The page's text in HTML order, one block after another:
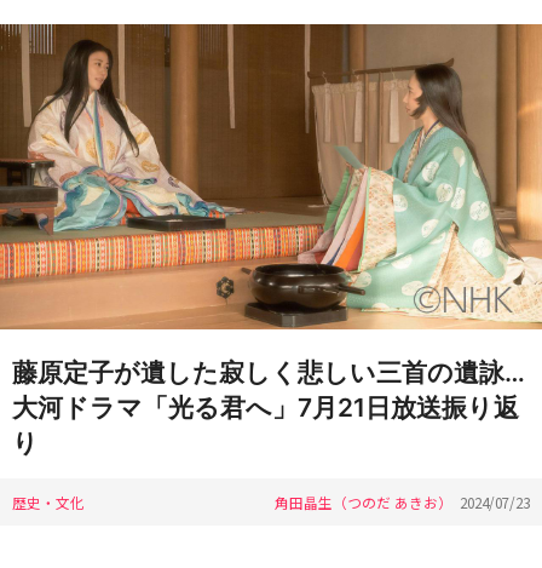
藤原定子が遺した寂しく悲しい三首の遺詠…
大河ドラマ「光る君へ」7月21日放送振り返
り
歴史・文化 角田晶生（つのだ あきお） 2024/07/23